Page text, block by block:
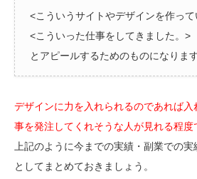
<こういうサイトやデザインを作っ
<こういった仕事をしてきました。>
とアピールするためのものになります
デザインに力を入れられるのであれば
事を発注してくれそうな人が見れる程度
上記のように今までの実績・副業での
としてまとめておきましょう。